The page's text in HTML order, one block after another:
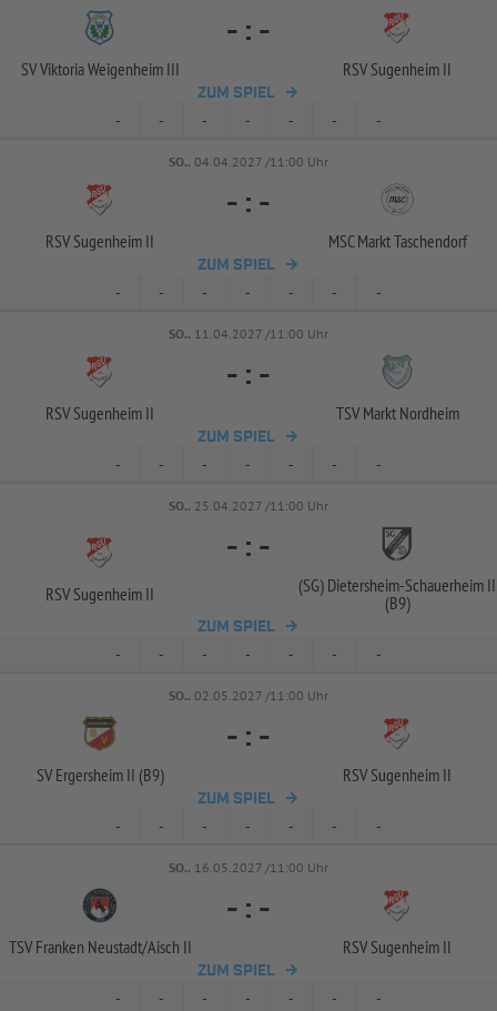
SV Viktoria Weigenheim III
- : -
RSV Sugenheim II
ZUM SPIEL
- - - - - - -
SO.. 04.04.2027 /11:00 Uhr
RSV Sugenheim II
- : -
MSC Markt Taschendorf
ZUM SPIEL
- - - - - - -
SO.. 11.04.2027 /11:00 Uhr
RSV Sugenheim II
- : -
TSV Markt Nordheim
ZUM SPIEL
- - - - - - -
SO.. 25.04.2027 /11:00 Uhr
RSV Sugenheim II
- : -
(SG) Dietersheim-Schauerheim II
(B9)
ZUM SPIEL
- - - - - - -
SO.. 02.05.2027 /11:00 Uhr
SV Ergersheim II (B9)
- : -
RSV Sugenheim II
ZUM SPIEL
- - - - - - -
SO.. 16.05.2027 /11:00 Uhr
TSV Franken Neustadt/Aisch II
- : -
RSV Sugenheim II
ZUM SPIEL
- - - - - - -